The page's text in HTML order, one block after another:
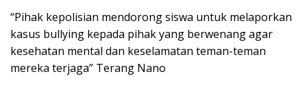
“Pihak kepolisian mendorong siswa untuk melaporkan
kasus bullying kepada pihak yang berwenang agar
kesehatan mental dan keselamatan teman-teman
mereka terjaga” Terang Nano